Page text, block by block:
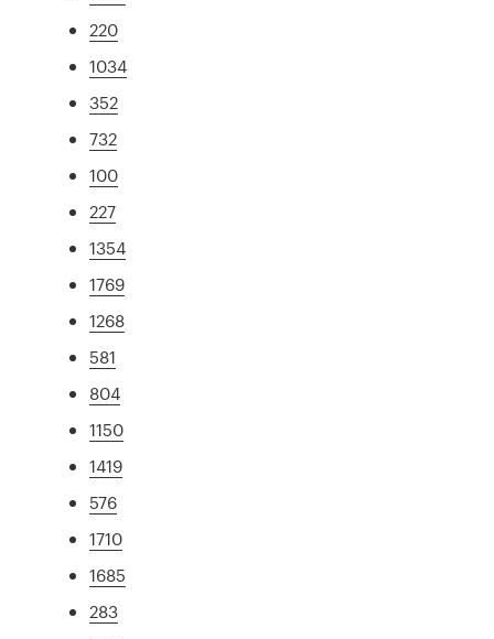
220
1034
352
732
100
227
1354
1769
1268
581
804
1150
1419
576
1710
1685
283